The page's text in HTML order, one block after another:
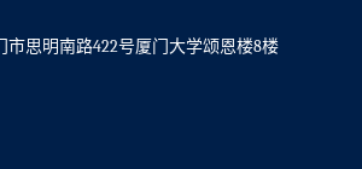
思明南路422号厦门大学颂恩楼8楼